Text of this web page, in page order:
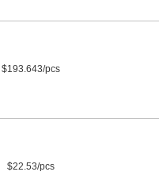
$193.643/pcs
$22.53/pcs